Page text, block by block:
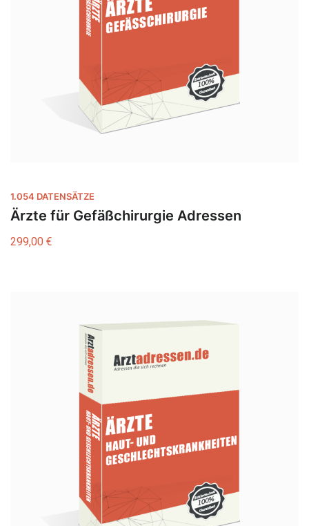
1.054 DATENSÄTZE
Ärzte für Gefäßchirurgie Adressen
299,00€